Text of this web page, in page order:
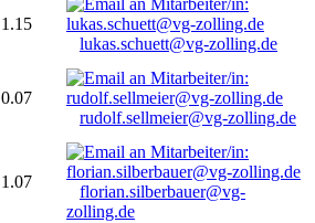
1.15
lukas.schuett@vg-zolling.de
0.07
rudolf.sellmeier@vg-zolling.de
1.07
florian.silberbauer@vg-
zolling.de